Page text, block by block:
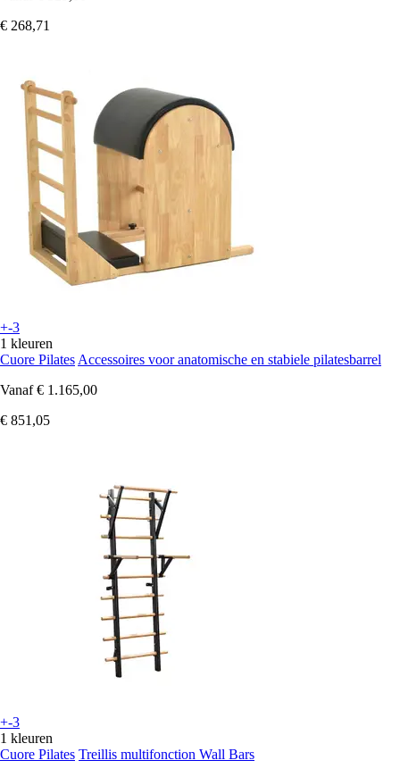
€ 268,71
+-3
1 kleuren
Cuore Pilates Accessoires voor anatomische en stabiele pilatesbarrel
Vanaf € 1.165,00
€ 851,05
+-3
1 kleuren
Cuore Pilates Treillis multifonction Wall Bars